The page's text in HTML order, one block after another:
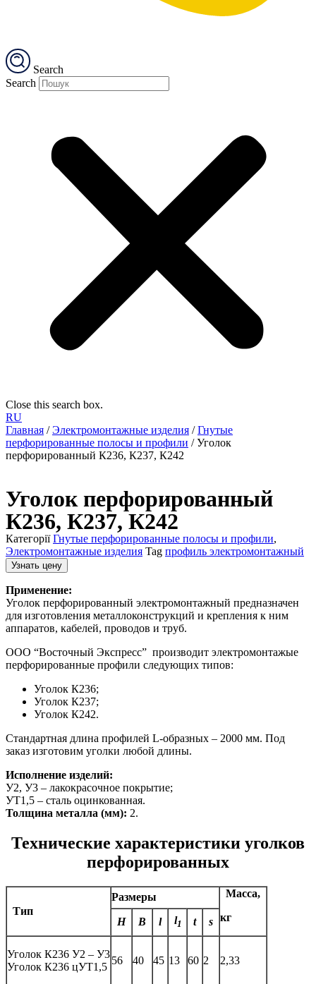
Search
Search
Close this search box.
RU
Главная /Электромонтажные изделия /Гнутые
перфорированные полосы и профили / Уголок
перфорированный К236, К237, К242
Уголок перфорированный
К236, К237, К242
Категорії Гнутые перфорированные полосы и профили,
Электромонтажные изделия Tag профиль электромонтажный
Узнать цену
Применение:
Уголок перфорированный электромонтажный предназначен
для изготовления металлоконструкций и крепления к ним
аппаратов, кабелей, проводов и труб.
ООО “Восточный Экспресс” производит электромонтажые
перфорированные профили следующих типов:
Уголок К236;
Уголок К237;
Уголок К242.
Стандартная длина профилей L-образных – 2000 мм. Под
заказ изготовим уголки любой длины.
Исполнение изделий:
У2, У3 – лакокрасочное покрытие;
УТ1,5 – сталь оцинкованная.
Толщина металла (мм): 2.
Технические характеристики уголков
перфорированных
Тип
Размеры
Масса,
кг
H B l l1 t s
Уголок К236 У2 – У3
Уголок К236 цУТ1,5
56 40 45 13 60 2 2,33